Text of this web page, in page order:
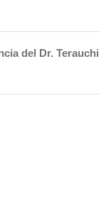
del Dr. Terauchi